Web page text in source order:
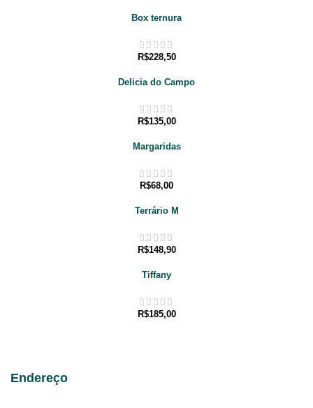
Box ternura
R$228,50
Delicia do Campo
R$135,00
Margaridas
R$68,00
Terrário M
R$148,90
Tiffany
R$185,00
Endereço